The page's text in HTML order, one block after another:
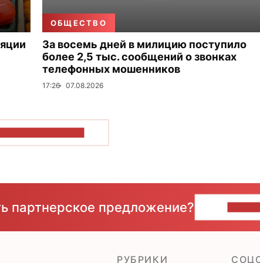
ОБЩЕСТВО
За восемь дней в милицию поступило
более 2,5 тыс. сообщений о звонках
телефонных мошенников
17:26 07.08.2026
партнерское предложение?
РУБРИКИ